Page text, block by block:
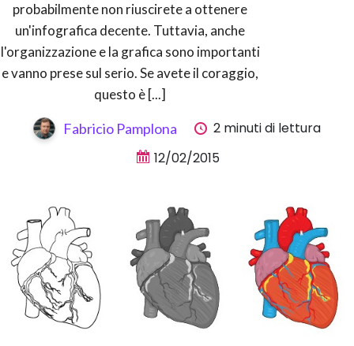
probabilmente non riuscirete a ottenere
un'infografica decente. Tuttavia, anche
l'organizzazione e la grafica sono importanti
e vanno prese sul serio. Se avete il coraggio,
questo è [...]
Fabricio Pamplona
2 minuti di lettura
12/02/2015